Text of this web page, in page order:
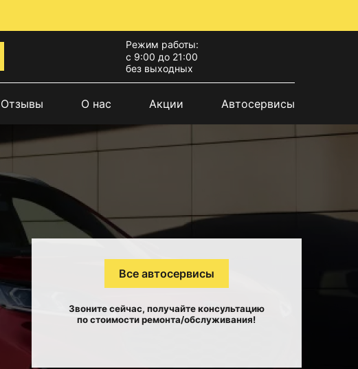
Режим работы:
с 9:00 до 21:00
без выходных
Отзывы О нас Акции Автосервисы
Все автосервисы
Звоните сейчас, получайте консультацию
по стоимости ремонта/обслуживания!